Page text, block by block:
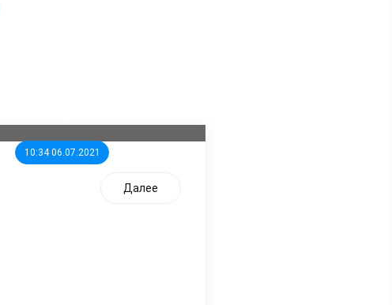
10:34 06.07.2021
Далее